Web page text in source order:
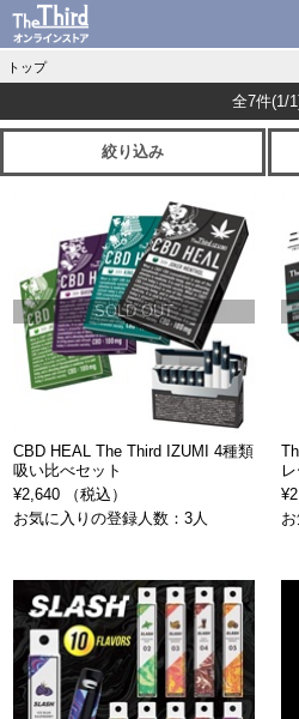
トップ
全7件(1/
絞り込み
SOLD OUT
CBD HEAL The Third IZUMI 4種類
吸い比べセット
¥2,640 （税込）
お気に入りの登録人数：3人